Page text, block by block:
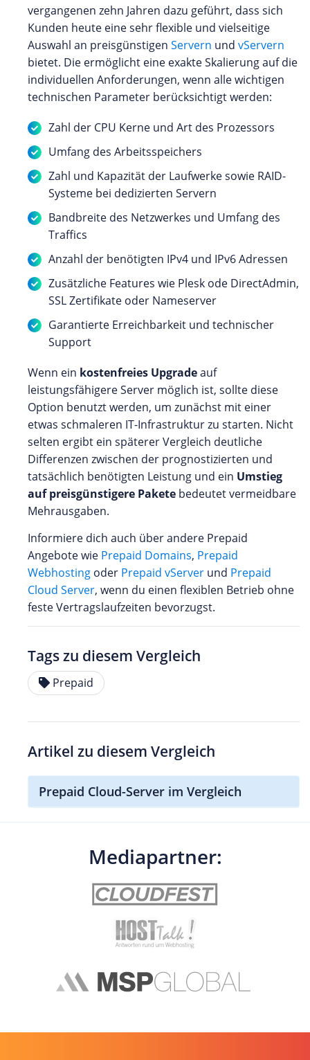
vergangenen zehn Jahren dazu geführt, dass sich
Kunden heute eine sehr flexible und vielseitige
Auswahl an preisgünstigen Servern und vServern
bietet. Die ermöglicht eine exakte Skalierung auf die
individuellen Anforderungen, wenn alle wichtigen
technischen Parameter berücksichtigt werden:
Zahl der CPU Kerne und Art des Prozessors
Umfang des Arbeitsspeichers
Zahl und Kapazität der Laufwerke sowie RAID-
Systeme bei dedizierten Servern
Bandbreite des Netzwerkes und Umfang des
Traffics
Anzahl der benötigten IPv4 und IPv6 Adressen
Zusätzliche Features wie Plesk ode DirectAdmin,
SSL Zertifikate oder Nameserver
Garantierte Erreichbarkeit und technischer
Support
Wenn ein kostenfreies Upgradeauf
leistungsfähigere Server möglich ist, sollte diese
Option benutzt werden, um zunächst mit einer
etwas schmaleren IT-Infrastruktur zu starten. Nicht
selten ergibt ein späterer Vergleich deutliche
Differenzen zwischen der prognostizierten und
tatsächlich benötigten Leistung und ein Umstieg
auf preisgünstigere Pakete bedeutet vermeidbare
Mehrausgaben.
Informiere dich auch über andere Prepaid
Angebote wie Prepaid Domains, Prepaid
Webhosting oder Prepaid vServer und Prepaid
Cloud Server, wenn du einen flexiblen Betrieb ohne
feste Vertragslaufzeiten bevorzugst.
Tags zu diesem Vergleich
Prepaid
Artikel zu diesem Vergleich
Prepaid Cloud-Server im Vergleich
Mediapartner: